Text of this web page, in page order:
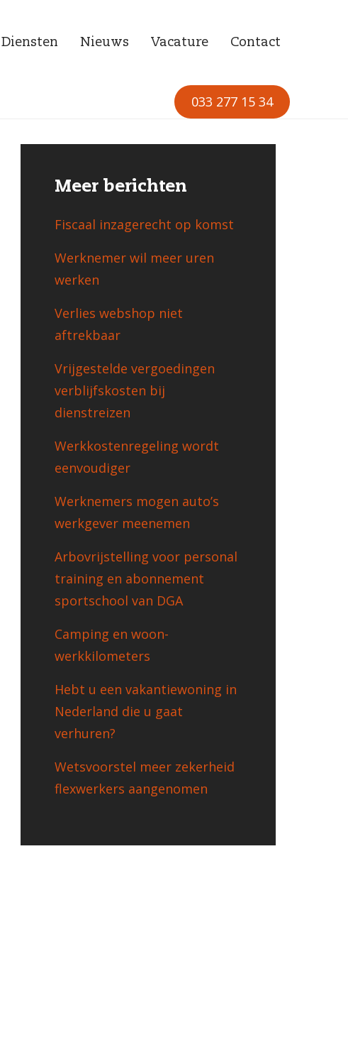
Diensten Nieuws Vacature Contact
033 277 15 34
Meer berichten
Fiscaal inzagerecht op komst
Werknemer wil meer uren
werken
Verlies webshop niet
aftrekbaar
Vrijgestelde vergoedingen
verblijfskosten bij
dienstreizen
Werkkostenregeling wordt
eenvoudiger
Werknemers mogen auto’s
werkgever meenemen
Arbovrijstelling voor personal
training en abonnement
sportschool van DGA
Camping en woon-
werkkilometers
Hebt u een vakantiewoning in
Nederland die u gaat
verhuren?
Wetsvoorstel meer zekerheid
flexwerkers aangenomen